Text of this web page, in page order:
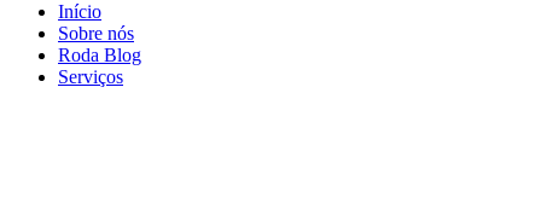
Início
Sobre nós
Roda Blog
Serviços